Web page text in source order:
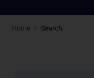
Home Search